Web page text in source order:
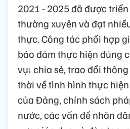
2021 - 2025 đã được
thường xuyên và đạt
thực. Công tác phối hợp
bảo đảm thực hiện đúng
vụ; chia sẻ, trao đổi
thời về tình hình thực
của Đảng, chính sách
nước, các vấn đề nhân